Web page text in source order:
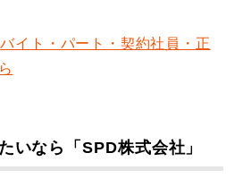
イト・パート・契約社員・正
いなら「SPD株式会社」